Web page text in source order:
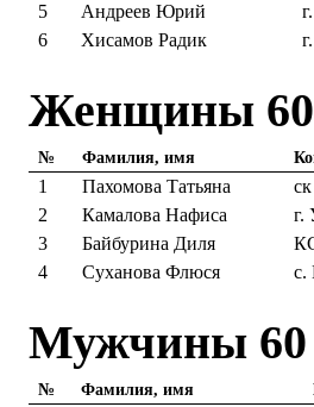
5
Андреев Юрий
6
Хисамов Радик
Женщины 60
№ Фамилия, имя
1 Пахомова Татьяна
2
Камалова Нафиса
г.
3
Байбурина Диля
4
Суханова Флюся с.
Мужчины 60
№ Фамилия, имя